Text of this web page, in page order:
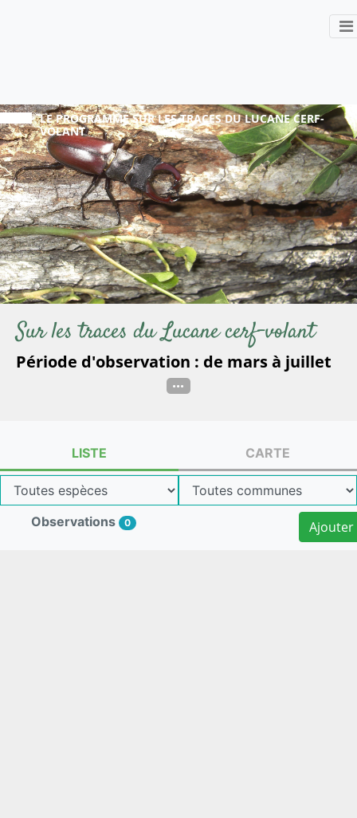
LE PROGRAMMESUR LES TRACES DU LUCANE CERF-
VOLANT
Sur les traces du Lucane cerf-volant
Période d'observation : de mars à juillet
...
LISTE CARTE
Observations 0 Ajouter